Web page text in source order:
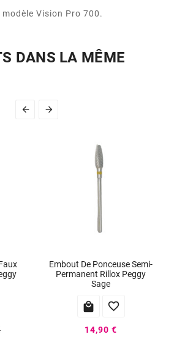
Vision Pro 700.
DANS LA MÊME
 
Embout De Ponceuse Semi-
Permanent Rillox Peggy
Sage
 
14,90 €